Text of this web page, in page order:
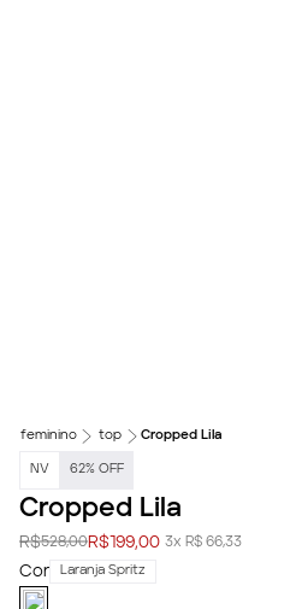
feminino top Cropped Lila
NV 62% OFF
Cropped Lila
R$528,00R$ 199,00 3x R$ 66,33
Cor Laranja Spritz